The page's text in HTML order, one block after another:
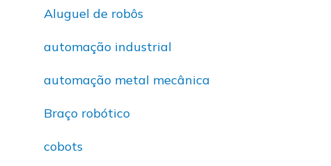
Aluguel de robôs
automação industrial
automação metal mecânica
Braço robótico
cobots